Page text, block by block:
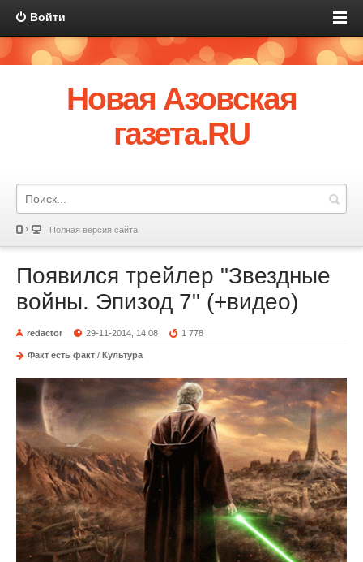
Войти
Новая Азовская
газета.RU
Полная версия сайта
Появился трейлер "Звездные
войны. Эпизод 7" (+видео)
redactor 29-11-2014, 14:08 1 778
Факт есть факт / Культура